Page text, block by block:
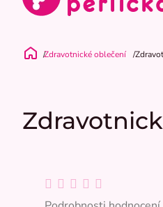
Domů
Zdravotnické oblečení
Průměrné
hodnocení